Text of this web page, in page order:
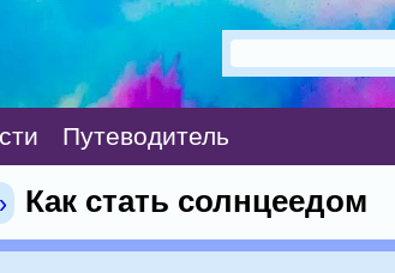
Путеводитель
Как стать солнцеедом